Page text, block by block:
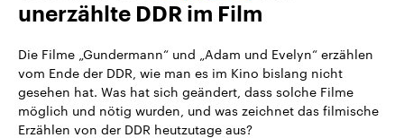
unerzählte DDR im Film
Die Filme „Gundermann“ und „Adam und Evelyn“ erzählen
vom Ende der DDR, wie man es im Kino bislang nicht
gesehen hat. Was hat sich geändert, dass solche Filme
möglich und nötig wurden, und was zeichnet das filmische
Erzählen von der DDR heutzutage aus?